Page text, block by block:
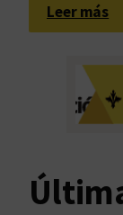
Leer más:
H
t
a
e